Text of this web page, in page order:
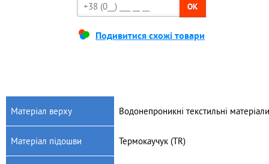
OK
Подивитися схожі товари
Матеріал верху Водонепроникні текстильні матеріали
Матеріал підошви Термокаучук (TR)